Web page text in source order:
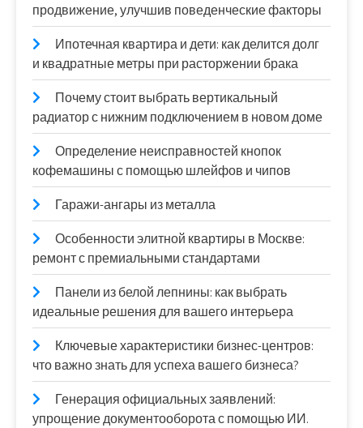
продвижение, улучшив поведенческие факторы
Ипотечная квартира и дети: как делится долг
и квадратные метры при расторжении брака
Почему стоит выбрать вертикальный
радиатор с нижним подключением в новом доме
Определение неисправностей кнопок
кофемашины с помощью шлейфов и чипов
Гаражи-ангары из металла
Особенности элитной квартиры в Москве:
ремонт с премиальными стандартами
Панели из белой лепнины: как выбрать
идеальные решения для вашего интерьера
Ключевые характеристики бизнес-центров:
что важно знать для успеха вашего бизнеса?
Генерация официальных заявлений:
упрощение документооборота с помощью ИИ.